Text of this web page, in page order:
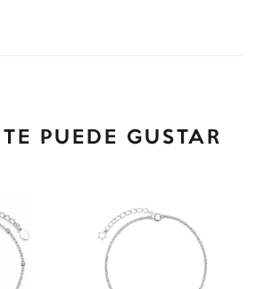
TE PUEDE GUSTAR